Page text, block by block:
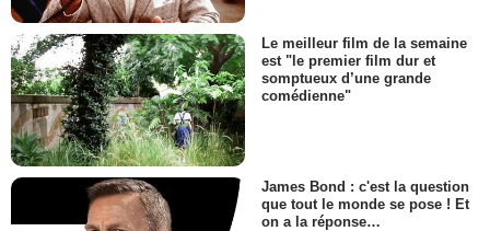
Le meilleur film de la semaine
est "le premier film dur et
somptueux d’une grande
comédienne"
James Bond : c'est la question
que tout le monde se pose ! Et
on a la réponse…